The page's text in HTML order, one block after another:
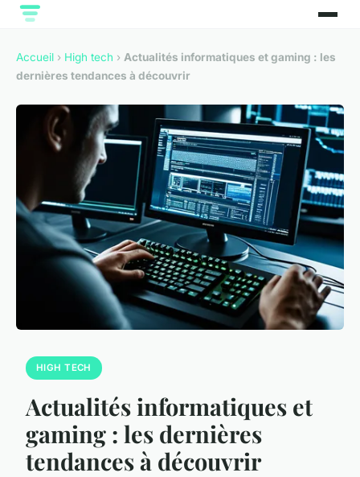
Accueil › High tech › Actualités informatiques et gaming : les
dernières tendances à découvrir
HIGH TECH
Actualités informatiques et
gaming : les dernières
tendances à découvrir